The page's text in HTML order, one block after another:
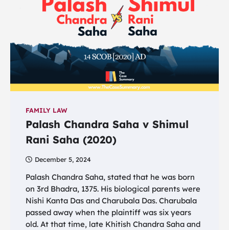
FAMILY LAW
Palash Chandra Saha v Shimul
Rani Saha (2020)
December 5, 2024
Palash Chandra Saha, stated that he was born
on 3rd Bhadra, 1375. His biological parents were
Nishi Kanta Das and Charubala Das. Charubala
passed away when the plaintiff was six years
old. At that time, late Khitish Chandra Saha and